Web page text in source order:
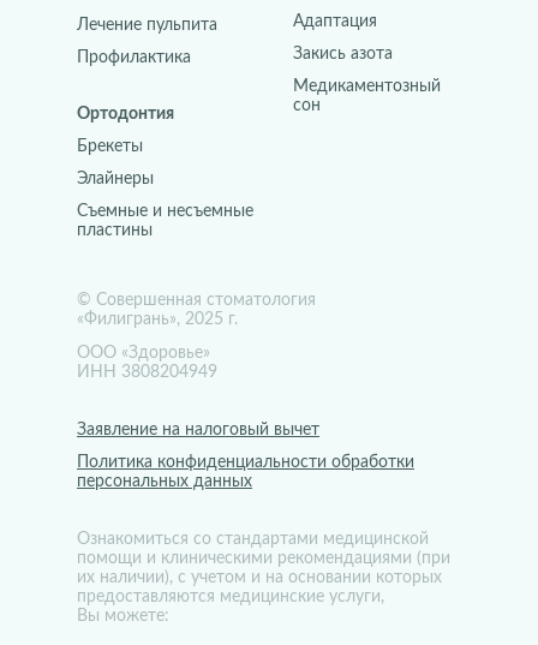
Политика конфиденциальности обработки
персональных данных
Заявление на налоговый вычет
Ознакомиться со стандартами медицинской
помощи и клиническими рекомендациями (при
их наличии), с учетом и на основании которых
предоставляются медицинские услуги,
Вы можете:
ООО «Здоровье»
ИНН 3808204949
© Совершенная стоматология
«Филигрань», 2025 г.
Лечение пульпита
Профилактика
Элайнеры
Съемные и несъемные
пластины
Брекеты
Ортодонтия
Закись азота
Медикаментозный
сон
Адаптация